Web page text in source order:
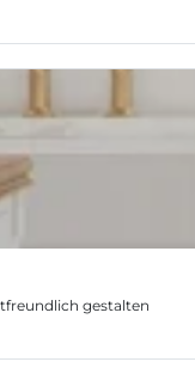
gestalten